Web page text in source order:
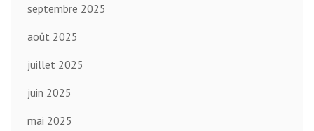
septembre 2025
août 2025
juillet 2025
juin 2025
mai 2025